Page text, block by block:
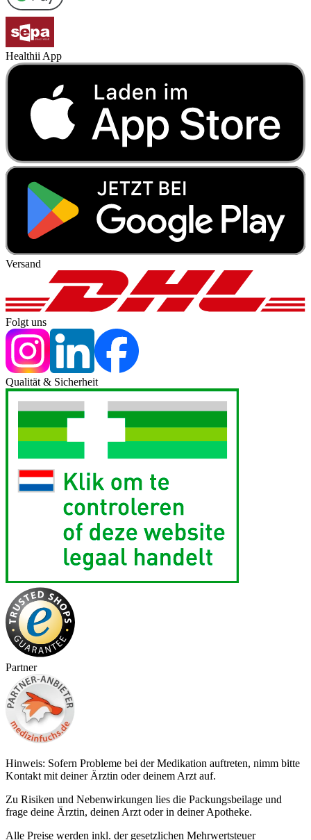
Healthii App
Versand
Folgt uns
Qualität & Sicherheit
Partner
Hinweis: Sofern Probleme bei der Medikation auftreten, nimm bitte
Kontakt mit deiner Ärztin oder deinem Arzt auf.
Zu Risiken und Nebenwirkungen lies die Packungsbeilage und
frage deine Ärztin, deinen Arzt oder in deiner Apotheke.
Alle Preise werden inkl. der gesetzlichen Mehrwertsteuer